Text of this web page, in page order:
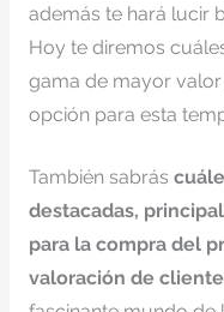
además te hará lucir
Hoy te diremos
gama de mayor
opción para esta
También sabrás
destacadas,
para la compra del
valoración de